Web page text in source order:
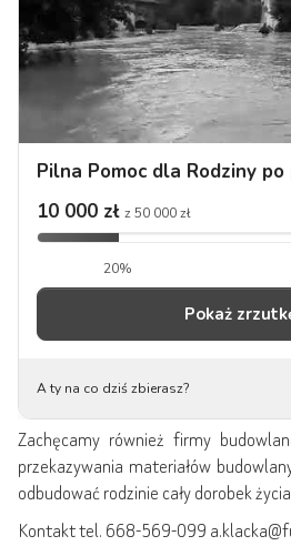
Zachęcamy również firmy
przekazywania materiałów
odbudować rodzinie cały dorobek
Kontakt tel. 668-569-099